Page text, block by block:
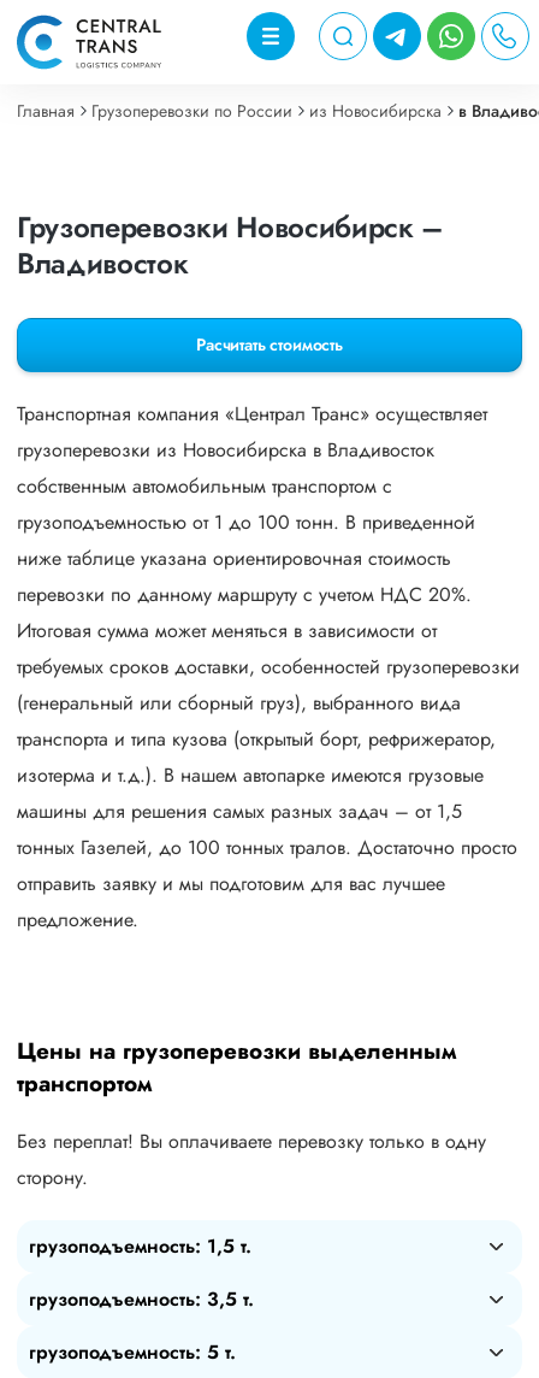
Главная Грузоперевозки по России из Новосибирска в
Грузоперевозки Новосибирск –
Владивосток
Расчитать стоимость
Транспортная компания «Централ Транс» осуществляет
грузоперевозки из Новосибирска в Владивосток
собственным автомобильным транспортом с
грузоподъемностью от 1 до 100 тонн. В приведенной
ниже таблице указана ориентировочная стоимость
перевозки по данному маршруту с учетом НДС 20%.
Итоговая сумма может меняться в зависимости от
требуемых сроков доставки, особенностей грузоперевозки
(генеральный или сборный груз), выбранного вида
транспорта и типа кузова (открытый борт, рефрижератор,
изотерма и т.д.). В нашем автопарке имеются грузовые
машины для решения самых разных задач – от 1,5
тонных Газелей, до 100 тонных тралов. Достаточно просто
отправить заявку и мы подготовим для вас лучшее
предложение.
Цены на грузоперевозки выделенным
транспортом
Без переплат! Вы оплачиваете перевозку только в одну
сторону.
грузоподъемность: 1,5 т.
грузоподъемность: 3,5 т.
грузоподъемность: 5 т.